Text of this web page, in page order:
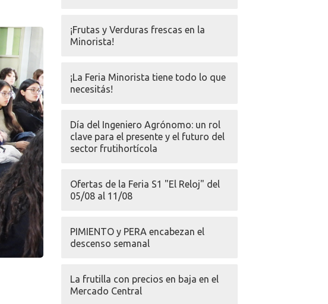
¡Frutas y Verduras frescas en la
Minorista!
¡La Feria Minorista tiene todo lo que
necesitás!
Día del Ingeniero Agrónomo: un rol
clave para el presente y el futuro del
sector frutihortícola
Ofertas de la Feria S1 "El Reloj" del
05/08 al 11/08
PIMIENTO y PERA encabezan el
descenso semanal
La frutilla con precios en baja en el
Mercado Central